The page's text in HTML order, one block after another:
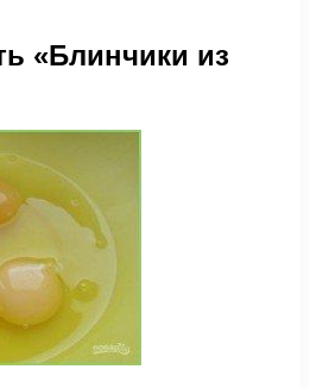
«Блинчики из